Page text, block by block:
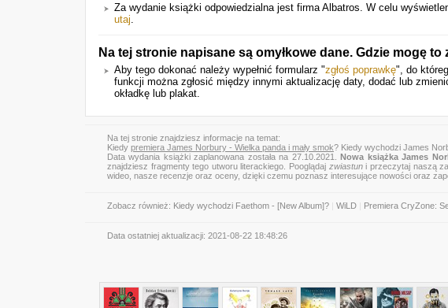
Za wydanie książki odpowiedzialna jest firma Albatros. W celu
utaj.
Na tej stronie napisane są omyłkowe dane. Gdzie mogę to
Aby tego dokonać należy wypełnić formularz "zgłoś poprawkę", do
funkcji można zgłosić między innymi aktualizację daty, dodać lub
okładkę lub plakat.
Na tej stronie znajdziesz informacje na temat:
Kiedy premiera James Norbury - Wielka panda i mały smok? Kiedy wychodzi James
Data wydania książki zaplanowana została na 27.10.2021.Nowa książka James
znajdziesz fragmenty tego utworu literackiego. Pooglądaj zwiastuni przeczytaj naszą
wideo, nasze recenzje oraz oceny, dzięki czemu poznasz interesujące nowości oraz
Zobacz również: Kiedy wychodzi Faethom - [New Album]? WiLD Premiera CryZone:
Data ostatniej aktualizacji: 2021-08-22 18:48:26